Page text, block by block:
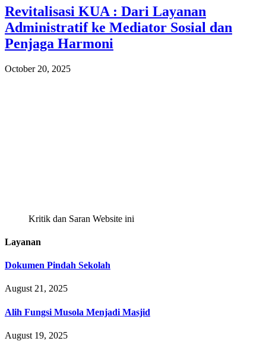
Revitalisasi KUA : Dari Layanan
Administratif ke Mediator Sosial dan
Penjaga Harmoni
October 20, 2025
Kritik dan Saran Website ini
Layanan
Dokumen Pindah Sekolah
August 21, 2025
Alih Fungsi Musola Menjadi Masjid
August 19, 2025